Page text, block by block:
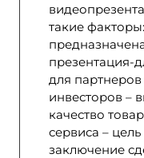
такие
презентация-
для
инвесторов –
качество
сервиса –
заключение